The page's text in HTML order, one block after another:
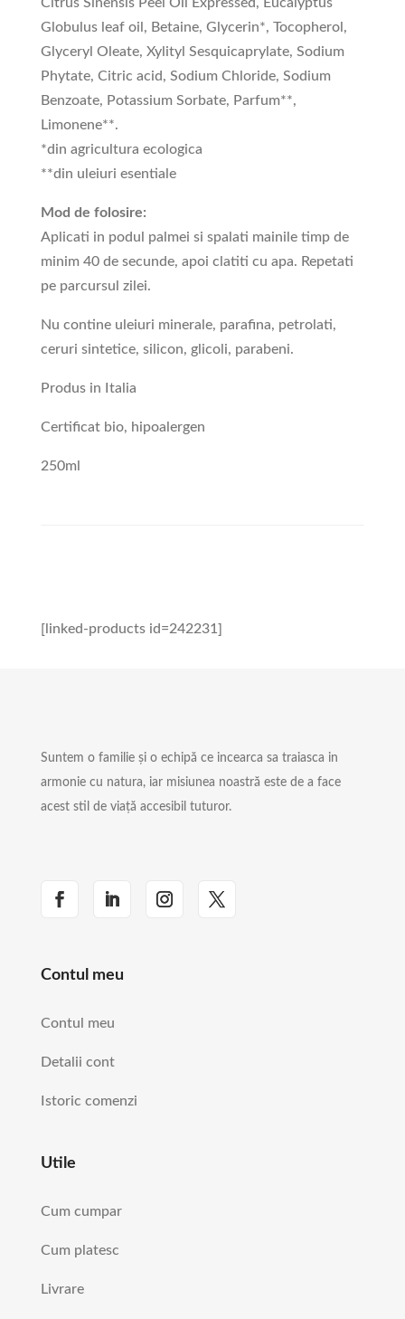
Globulus leaf oil, Betaine, Glycerin*, Tocopherol,
Glyceryl Oleate, Xylityl Sesquicaprylate, Sodium
Phytate, Citric acid, Sodium Chloride, Sodium
Benzoate, Potassium Sorbate, Parfum**,
Limonene**.
*din agricultura ecologica
**din uleiuri esentiale
Mod de folosire:
Aplicati in podul palmei si spalati mainile timp de
minim 40 de secunde, apoi clatiti cu apa. Repetati
pe parcursul zilei.
Nu contine uleiuri minerale, parafina, petrolati,
ceruri sintetice, silicon, glicoli, parabeni.
Produs in Italia
Certificat bio, hipoalergen
250ml
[linked-products id=242231]
Suntem o familie și o echipă ce incearca sa traiasca in
armonie cu natura, iar misiunea noastră este de a face
acest stil de viață accesibil tuturor.
Contul meu
Contul meu
Detalii cont
Istoric comenzi
Utile
Cum cumpar
Cum platesc
Livrare